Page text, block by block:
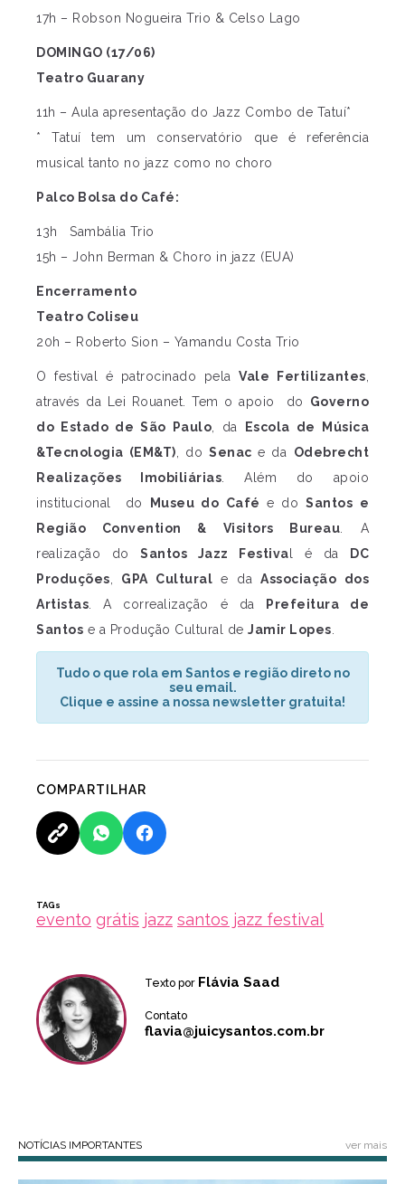
17h – Robson Nogueira Trio & Celso Lago
DOMINGO (17/06)
Teatro Guarany
11h – Aula apresentação do Jazz Combo de Tatuí*
* Tatuí tem um conservatório que é referência
musical tanto no jazz como no choro
Palco Bolsa do Café:
13h Sambália Trio
15h – John Berman & Choro in jazz (EUA)
Encerramento
Teatro Coliseu
20h – Roberto Sion – Yamandu Costa Trio
O festival é patrocinado pelaVale Fertilizantes
através da Lei Rouanet. Tem o apoio do Governo
do Estado de São Paulo , da
Escola de Música
&Tecnologia (EM&T) , doSenac e da Odebrecht
Realizações Imobiliárias . Além do apoio
institucional do
Museu do Café e doSantos e
Região Convention & Visitors Bureau . A
realização do Santos Jazz Festiva l é da
DC
Produções
GPA Cultural e daAssociação dos
Artistas . A correalização é da
Prefeitura de
Santos e a Produção Cultural de Jamir Lopes
Tudo o que rola em Santos e região direto no
seu email.
Clique e assine a nossa newsletter gratuita!
COMPARTILHAR
TAGs
evento grátis jazz santos jazz festival
Texto por Flávia Saad
Contato
flavia@juicysantos.com.br
NOTÍCIAS IMPORTANTES ver mais